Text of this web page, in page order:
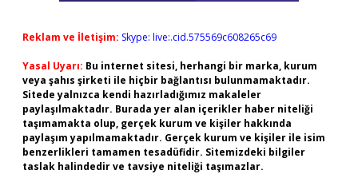
Reklam ve İletişim: Skype: live:.cid.575569c608265c69
Yasal Uyarı: Bu internet sitesi, herhangi bir marka, kurum
veya şahıs şirketi ile hiçbir bağlantısı bulunmamaktadır.
Sitede yalnızca kendi hazırladığımız makaleler
paylaşılmaktadır. Burada yer alan içerikler haber niteliği
taşımamakta olup, gerçek kurum ve kişiler hakkında
paylaşım yapılmamaktadır. Gerçek kurum ve kişiler ile isim
benzerlikleri tamamen tesadüfidir. Sitemizdeki bilgiler
taslak halindedir ve tavsiye niteliği taşımazlar.